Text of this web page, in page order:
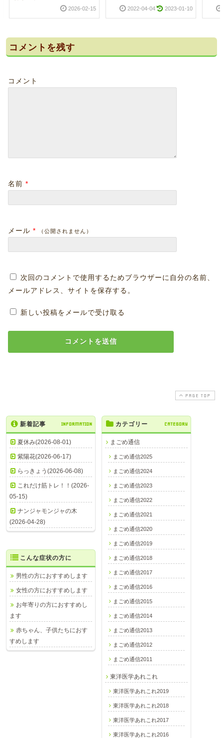
2026-02-15 2022-04-04 2023-01-10
コメントを残す
コメント
名前 *
メール * （公開されません）
次回のコメントで使用するためブラウザーに自分の名前、
メールアドレス、サイトを保存する。
新しい投稿をメールで受け取る
PAGE TOP
新着記事 INFORMATION
夏休み(2026-08-01)
紫陽花(2026-06-17)
らっきょう(2026-06-08)
これだけ筋トレ！！(2026-
05-15)
ナンジャモンジャの木
(2026-04-28)
カテゴリー CATEGORY
まごめ通信
まごめ通信2025
まごめ通信2024
まごめ通信2023
まごめ通信2022
まごめ通信2021
まごめ通信2020
まごめ通信2019
まごめ通信2018
まごめ通信2017
まごめ通信2016
まごめ通信2015
まごめ通信2014
まごめ通信2013
まごめ通信2012
まごめ通信2011
東洋医学あれこれ
東洋医学あれこれ2019
東洋医学あれこれ2018
東洋医学あれこれ2017
東洋医学あれこれ2016
こんな症状の方に
男性の方におすすめします
女性の方におすすめします
お年寄りの方におすすめし
ます
赤ちゃん、子供たちにおす
すめします